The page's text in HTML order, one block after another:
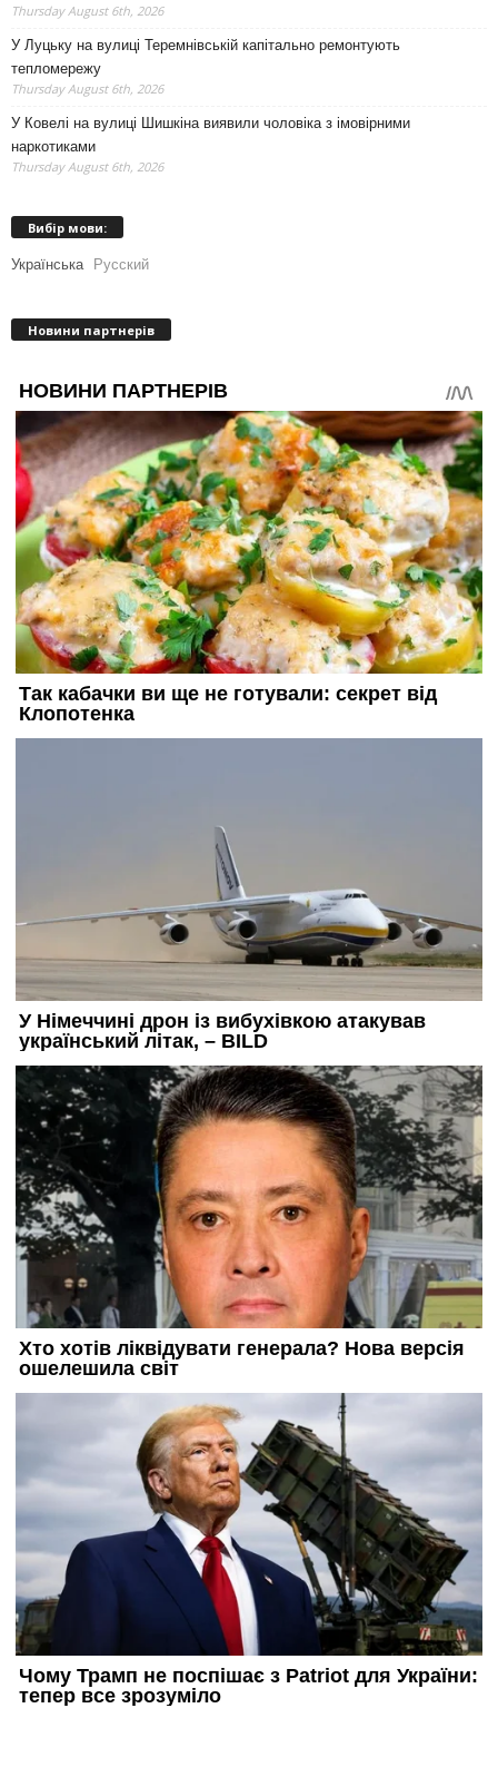
Thursday August 6th, 2026
У Луцьку на вулиці Теремнівській капітально ремонтують
тепломережу
Thursday August 6th, 2026
У Ковелі на вулиці Шишкіна виявили чоловіка з імовірними
наркотиками
Thursday August 6th, 2026
Вибір мови:
Українська Русский
Новини партнерів